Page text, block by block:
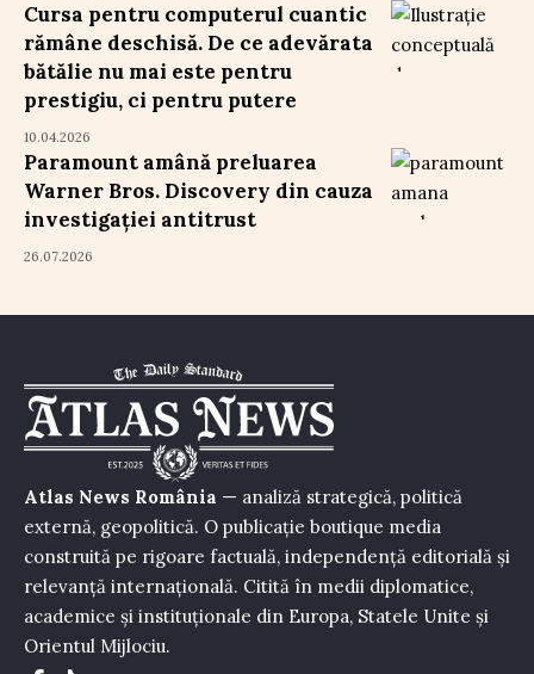
Cursa pentru computerul cuantic
rămâne deschisă. De ce adevărata
bătălie nu mai este pentru
prestigiu, ci pentru putere
10.04.2026
Paramount amână preluarea
Warner Bros. Discovery din cauza
investigației antitrust
26.07.2026
Atlas News România — analiză strategică, politică
externă, geopolitică. O publicație boutique media
construită pe rigoare factuală, independență editorială și
relevanță internațională. Citită în medii diplomatice,
academice și instituționale din Europa, Statele Unite și
Orientul Mijlociu.